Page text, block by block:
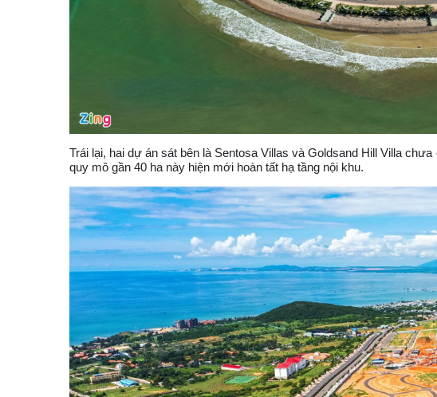
Trái lại, hai dự án sát bên là Sentosa Villas và Goldsand Hill Villa
quy mô gần 40 ha này hiện mới hoàn tất hạ tầng nội khu.